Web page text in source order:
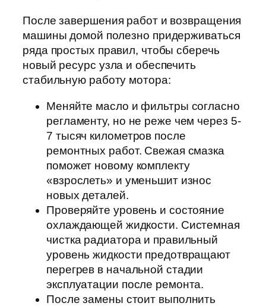
После завершения работ и возвращения
машины домой полезно придерживаться
ряда простых правил, чтобы сберечь
новый ресурс узла и обеспечить
стабильную работу мотора:
Меняйте масло и фильтры согласно
регламенту, но не реже чем через 5-
7 тысяч километров после
ремонтных работ. Свежая смазка
поможет новому комплекту
«взрослеть» и уменьшит износ
новых деталей.
Проверяйте уровень и состояние
охлаждающей жидкости. Системная
чистка радиатора и правильный
уровень жидкости предотвращают
перегрев в начальной стадии
эксплуатации после ремонта.
После замены стоит выполнить